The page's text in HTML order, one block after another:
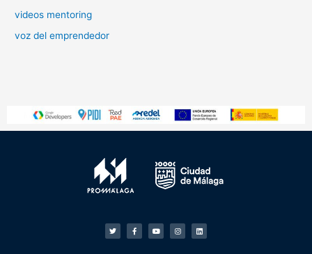
videos mentoring
voz del emprendedor